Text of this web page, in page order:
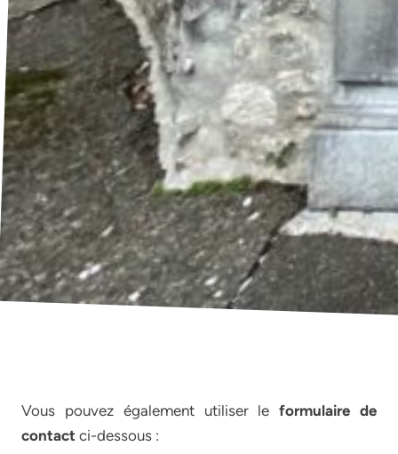
Vous pouvez également utiliser leformulaire de
contact ci-dessous :